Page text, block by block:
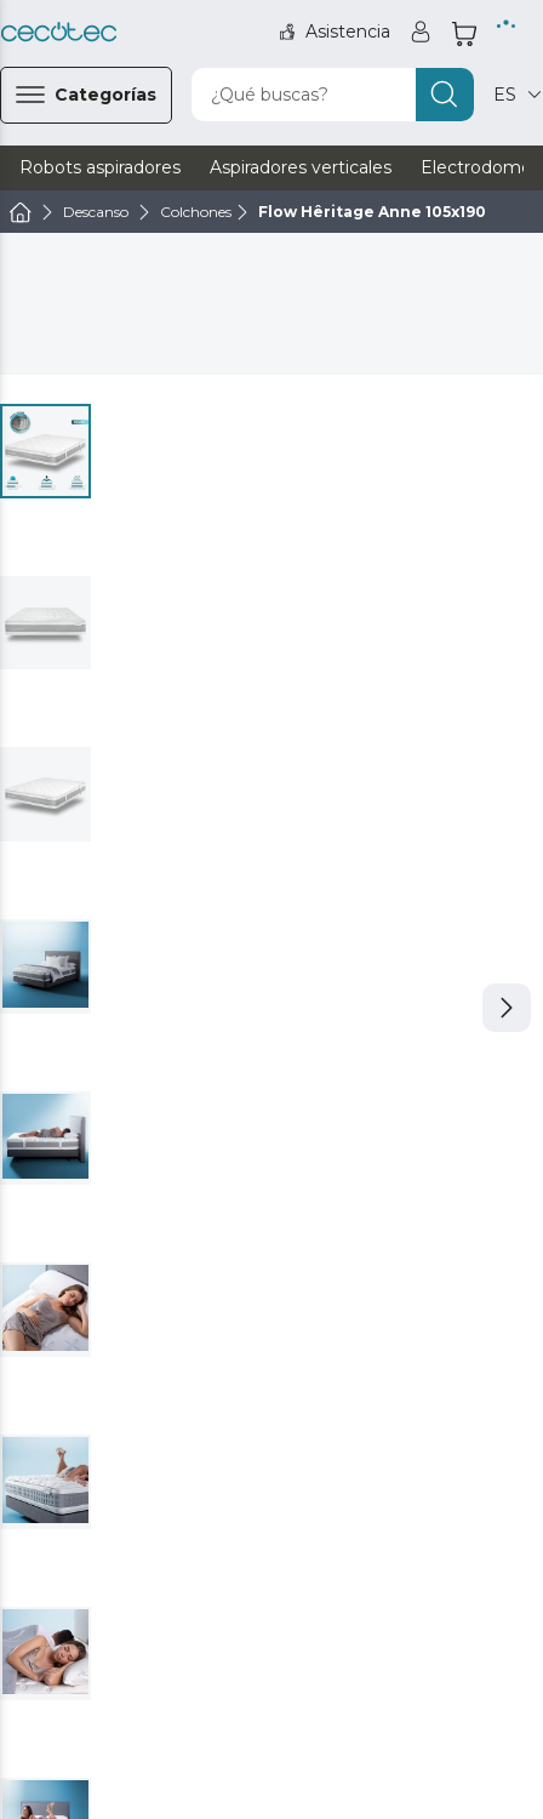
Asistencia
Categorías ¿Qué buscas? ES
Robots aspiradores Aspiradores verticales
Descanso Colchones Flow Hêritage Anne 105x190